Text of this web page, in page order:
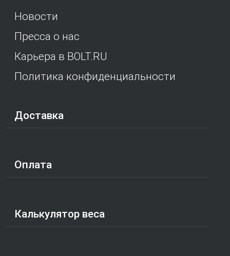
Новости
Пресса о нас
Карьера в BOLT.RU
Политика конфиденциальности
Доставка
Оплата
Калькулятор веса